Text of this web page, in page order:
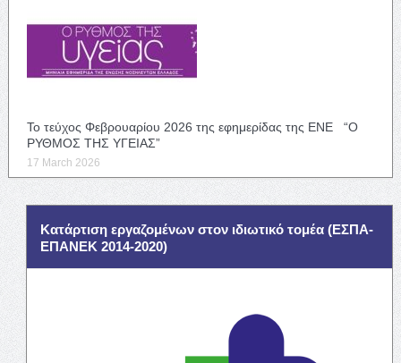
Το τεύχος Φεβρουαρίου 2026 της εφημερίδας της ΕΝΕ “Ο
ΡΥΘΜΟΣ ΤΗΣ ΥΓΕΙΑΣ”
17 March 2026
Κατάρτιση εργαζομένων στον ιδιωτικό τομέα (ΕΣΠΑ-
ΕΠΑΝΕΚ 2014-2020)